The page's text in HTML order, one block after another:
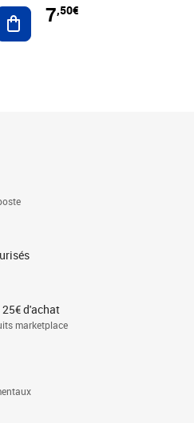
Ajouter au panier
7,50€
d'achat
marketplace